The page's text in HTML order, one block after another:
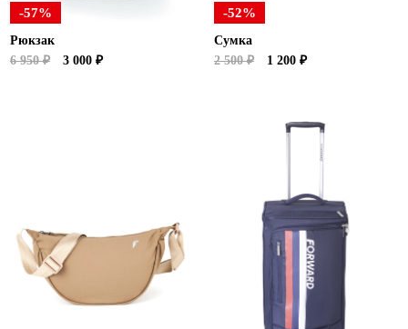
-57%
Рюкзак
6 950 ₽
3 000 ₽
-52%
Сумка
2 500 ₽
1 200 ₽